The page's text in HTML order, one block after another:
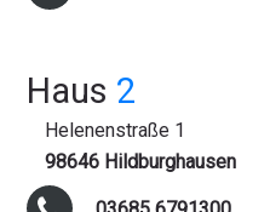
Haus 2
Helenenstraße 1
98646 Hildburghausen